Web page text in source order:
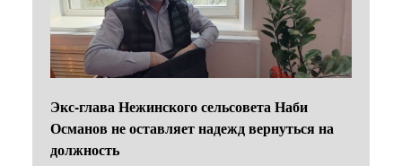
Экс-глава Нежинского сельсовета Наби
Османов не оставляет надежд вернуться на
должность